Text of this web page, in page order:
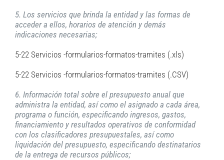
5. Los servicios que brinda la entidad y las formas de
acceder a ellos, horarios de atención y demás
indicaciones necesarias;
5-22 Servicios -formularios-formatos-tramites (.xls)
5-22 Servicios -formularios-formatos-tramites (.CSV)
6. Información total sobre el presupuesto anual que
administra la entidad, así como el asignado a cada área,
programa o función, especificando ingresos, gastos,
financiamiento y resultados operativos de conformidad
con los clasificadores presupuestales, así como
liquidación del presupuesto, especificando destinatarios
de la entrega de recursos públicos;